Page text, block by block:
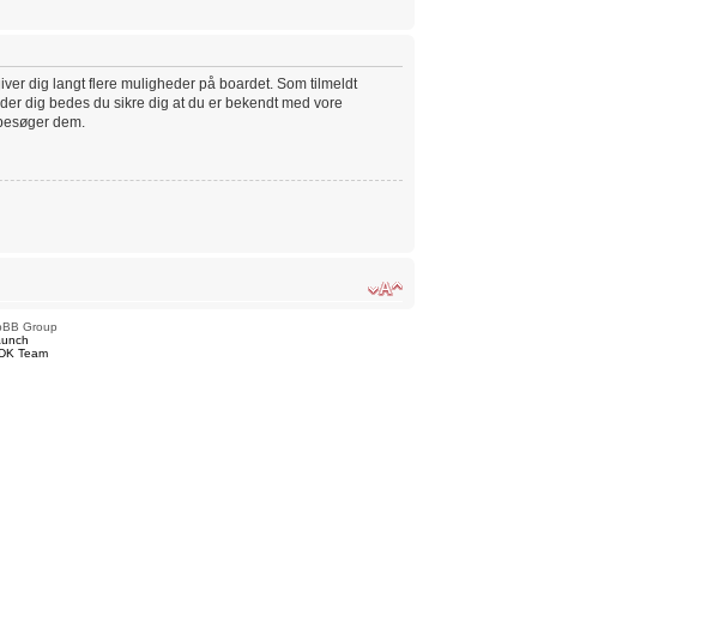
dig langt flere muligheder på boardet. Som tilmeldt
dig bedes du sikre dig at du er bekendt med vore
dem.
Group
Team